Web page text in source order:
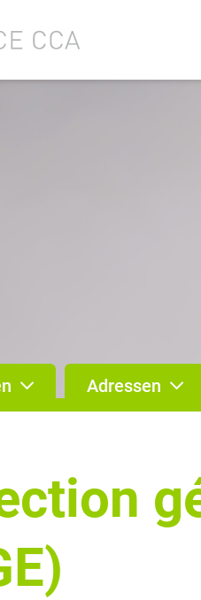
Adressen